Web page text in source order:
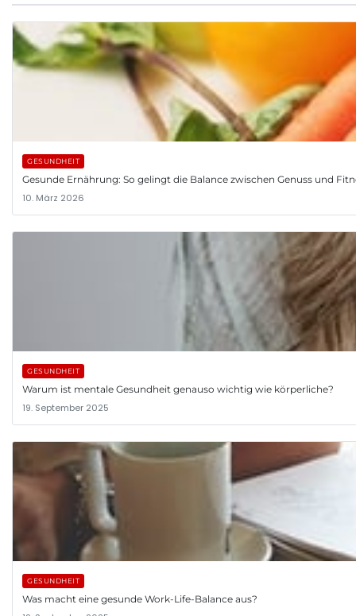
GESUNDHEIT
Gesunde Ernährung: So gelingt die Balance zwischen Genuss und
10. März 2026
GESUNDHEIT
Warum ist mentale Gesundheit genauso wichtig wie körperliche?
19. September 2025
GESUNDHEIT
Was macht eine gesunde Work-Life-Balance aus?